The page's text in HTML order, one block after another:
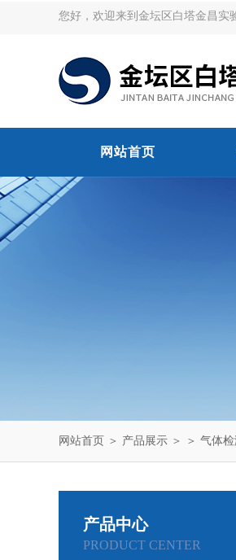
您好，欢迎来到金坛区白塔金昌实
网站首页
网站首页 ＞ 产品展示 ＞ ＞ 气体
产品中心
PRODUCT CENTER